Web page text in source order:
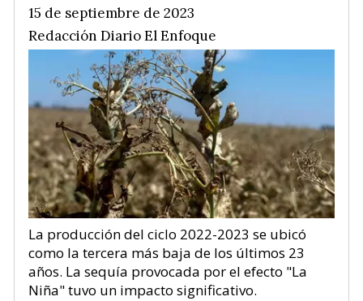
Redacción Diario El Enfoque
15 de septiembre de 2023
La producción del ciclo 2022-2023 se ubicó
como la tercera más baja de los últimos 23
años. La sequía provocada por el efecto "La
Niña" tuvo un impacto significativo.